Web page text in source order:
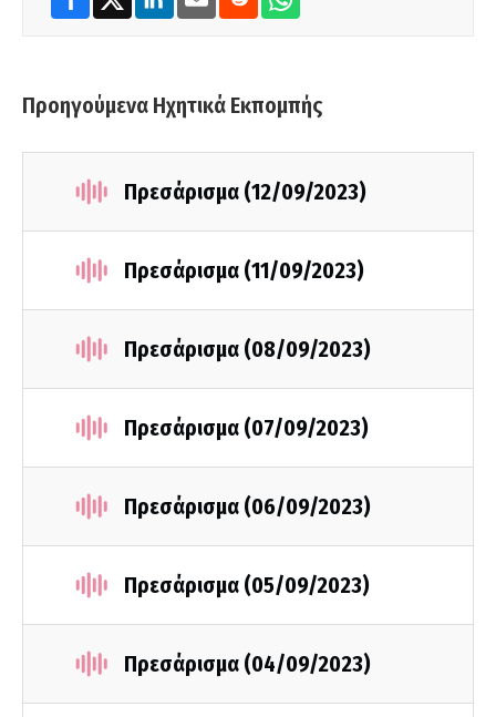
Προηγούμενα Ηχητικά Εκπομπής
Πρεσάρισμα (12/09/2023)
Πρεσάρισμα (11/09/2023)
Πρεσάρισμα (08/09/2023)
Πρεσάρισμα (07/09/2023)
Πρεσάρισμα (06/09/2023)
Πρεσάρισμα (05/09/2023)
Πρεσάρισμα (04/09/2023)